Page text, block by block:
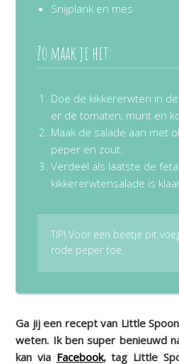
Snijplank en mes
Zo maak je het:
Doe de kikkererwten in
er de tomaten, munt en
Maak de salade aan met
peper en zout.
Verdeel als laatste de
kikkererwtensalade is
TIP! Voor een beetje pit
rode peper toe.
Ga jij een recept van Little
weten. Ik ben super benieuwd
kan via Facebook, tag Little